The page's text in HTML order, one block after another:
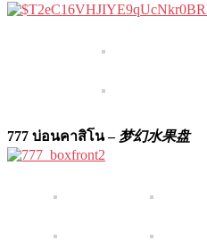
777 บ่อนคาสิโน – 梦幻水果盘